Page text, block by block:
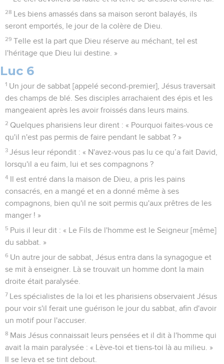
28 Les biens amassés dans sa maison seront balayés, ils
seront emportés, le jour de la colère de Dieu.
29 Telle est la part que Dieu réserve au méchant, tel est
l'héritage que Dieu lui destine. »
Luc 6
1 Un jour de sabbat [appelé second-premier], Jésus traversait
des champs de blé. Ses disciples arrachaient des épis et les
mangeaient après les avoir froissés dans leurs mains.
2 Quelques pharisiens leur dirent : « Pourquoi faites-vous ce
qu'il n'est pas permis de faire pendant le sabbat ? »
3 Jésus leur répondit : « N'avez-vous pas lu ce qu’a fait David,
lorsqu'il a eu faim, lui et ses compagnons ?
4 Il est entré dans la maison de Dieu, a pris les pains
consacrés, en a mangé et en a donné même à ses
compagnons, bien qu'il ne soit permis qu'aux prêtres de les
manger ! »
5 Puis il leur dit : « Le Fils de l'homme est le Seigneur [même]
du sabbat. »
6 Un autre jour de sabbat, Jésus entra dans la synagogue et
se mit à enseigner. Là se trouvait un homme dont la main
droite était paralysée.
7 Les spécialistes de la loi et les pharisiens observaient Jésus
pour voir s'il ferait une guérison le jour du sabbat, afin d'avoir
un motif pour l'accuser.
8 Mais Jésus connaissait leurs pensées et il dit à l'homme qui
avait la main paralysée : « Lève-toi et tiens-toi là au milieu. »
Il se leva et se tint debout.